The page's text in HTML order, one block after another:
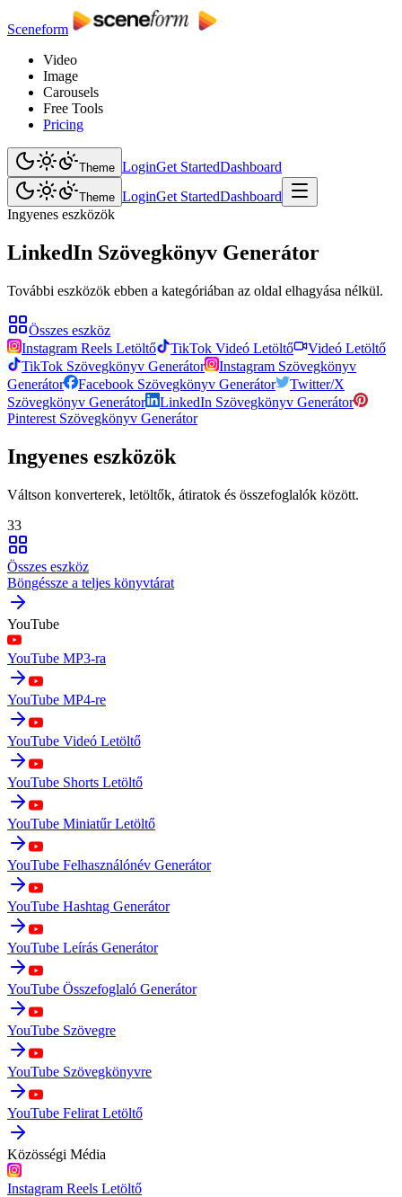
Sceneform
Video
Image
Carousels
Free Tools
Pricing
Theme LoginGet StartedDashboard
Theme LoginGet StartedDashboard
Ingyenes eszközök
LinkedIn Szövegkönyv Generátor
További eszközök ebben a kategóriában az oldal elhagyása nélkül.
Összes eszköz
Instagram Reels Letöltő
TikTok Videó Letöltő
Videó Letöltő
TikTok Szövegkönyv Generátor
Instagram Szövegkönyv
Generátor
Facebook Szövegkönyv Generátor
Twitter/X
Szövegkönyv Generátor
LinkedIn Szövegkönyv Generátor
Pinterest Szövegkönyv Generátor
Ingyenes eszközök
Váltson konverterek, letöltők, átiratok és összefoglalók között.
33
Összes eszköz
Böngéssze a teljes könyvtárat
YouTube
YouTube MP3-ra
YouTube MP4-re
YouTube Videó Letöltő
YouTube Shorts Letöltő
YouTube Miniatűr Letöltő
YouTube Felhasználónév Generátor
YouTube Hashtag Generátor
YouTube Leírás Generátor
YouTube Összefoglaló Generátor
YouTube Szövegre
YouTube Szövegkönyvre
YouTube Felirat Letöltő
Közösségi Média
Instagram Reels Letöltő